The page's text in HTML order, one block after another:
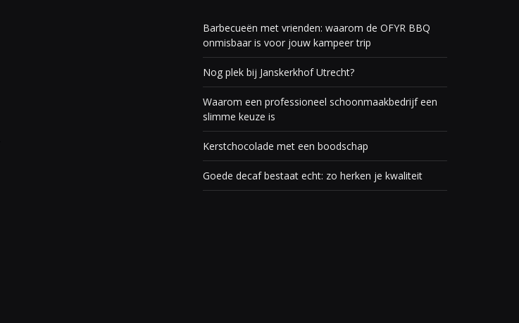
Barbecueën met vrienden: waarom de OFYR BBQ
onmisbaar is voor jouw kampeer trip
Nog plek bij Janskerkhof Utrecht?
Waarom een professioneel schoonmaakbedrijf een
slimme keuze is
Kerstchocolade met een boodschap
Goede decaf bestaat echt: zo herken je kwaliteit